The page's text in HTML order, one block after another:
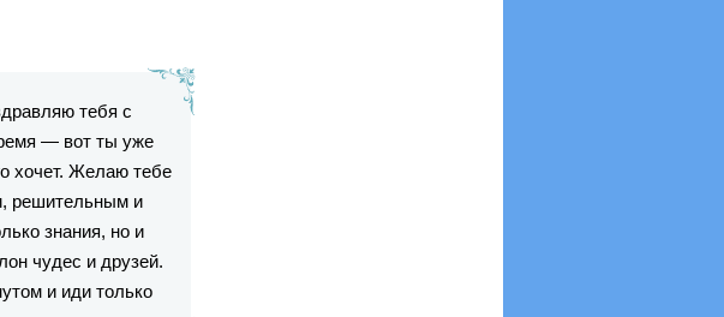
тебя с
— вот ты уже
хочет. Желаю тебе
решительным и
знания, но и
чудес и друзей.
и иди только